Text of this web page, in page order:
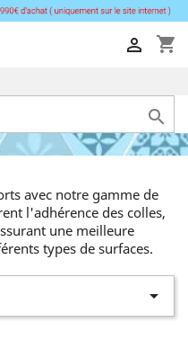
shopping_cart


avec notre gamme de
l'adhérence des colles,
une meilleure
types de surfaces.
